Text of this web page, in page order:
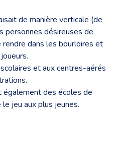
de manière verticale (de
personnes désireuses de
dans les bourloires et
et aux centres-aérés
également des écoles de
jeu aux plus jeunes.